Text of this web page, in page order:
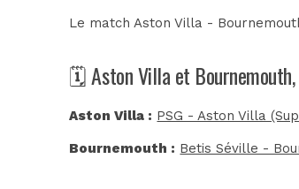
Le match Aston Villa -
🗓️ Aston Villa et
Aston Villa : PSG - Aston Villa
Bournemouth : Betis Séville -